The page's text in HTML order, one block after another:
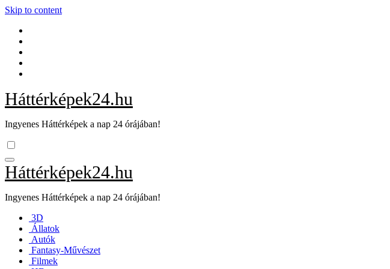
Skip to content
Háttérképek24.hu
Ingyenes Háttérképek a nap 24 órájában!
Háttérképek24.hu
Ingyenes Háttérképek a nap 24 órájában!
3D
Állatok
Autók
Fantasy-Művészet
Filmek